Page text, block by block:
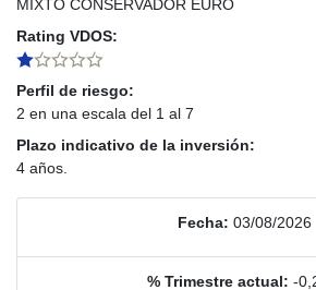
MIXTO CONSERVADOR EURO
Rating VDOS:
Perfil de riesgo:
2 en una escala del 1 al 7
Plazo indicativo de la inversión:
4 años.
Fecha: 03/08/2026
% Trimestre actual: -